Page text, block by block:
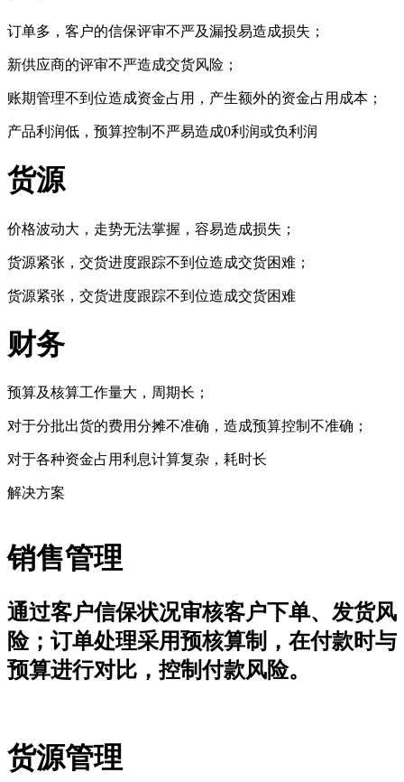
订单多，客户的信保评审不严及漏投易造成损失；
新供应商的评审不严造成交货风险；
账期管理不到位造成资金占用，产生额外的资金占用成本；
产品利润低，预算控制不严易造成0利润或负利润
货源
价格波动大，走势无法掌握，容易造成损失；
货源紧张，交货进度跟踪不到位造成交货困难；
货源紧张，交货进度跟踪不到位造成交货困难
财务
预算及核算工作量大，周期长；
对于分批出货的费用分摊不准确，造成预算控制不准确；
对于各种资金占用利息计算复杂，耗时长
解决方案
销售管理
通过客户信保状况审核客户下单、发货风
险；订单处理采用预核算制，在付款时与
预算进行对比，控制付款风险。
货源管理